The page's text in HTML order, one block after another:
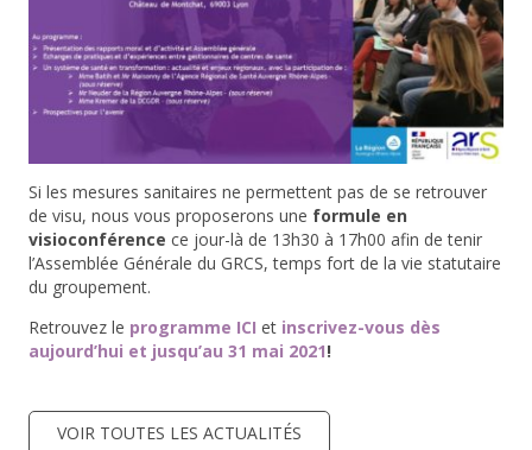
Si les mesures sanitaires ne permettent pas de se retrouver
de visu, nous vous proposerons une formule en
visioconférence ce jour-là de 13h30 à 17h00 afin de tenir
l’Assemblée Générale du GRCS, temps fort de la vie statutaire
du groupement.
Retrouvez le programme ICI et inscrivez-vous dès
aujourd’hui et jusqu’au 31 mai 2021!
VOIR TOUTES LES ACTUALITÉS